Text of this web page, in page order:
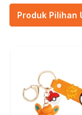
Produk Pilihan